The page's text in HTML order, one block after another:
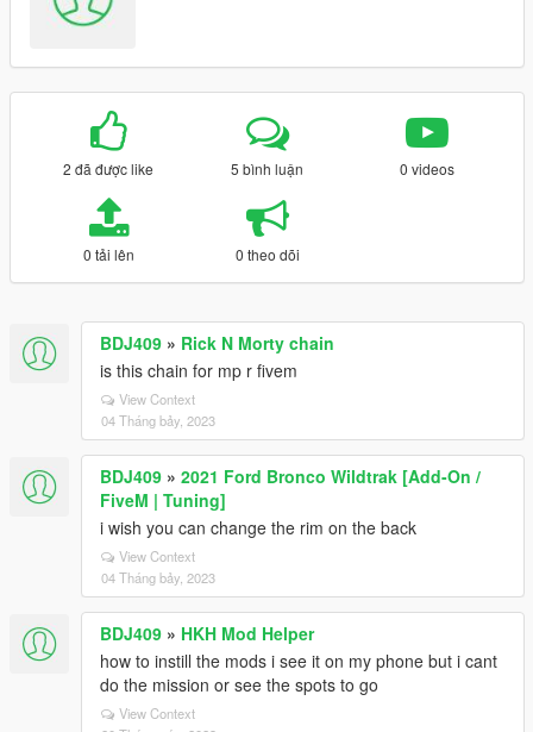
2 đã được like 5 bình luận 0 videos
0 tải lên 0 theo dõi
BDJ409 » Rick N Morty chain
is this chain for mp r fivem
View Context
04 Tháng bảy, 2023
BDJ409 » 2021 Ford Bronco Wildtrak [Add-On /
FiveM | Tuning]
i wish you can change the rim on the back
View Context
04 Tháng bảy, 2023
BDJ409 » HKH Mod Helper
how to instill the mods i see it on my phone but i cant
do the mission or see the spots to go
View Context